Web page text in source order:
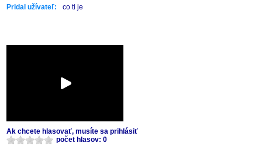
Pridal užívateľ: co ti je
Ak chcete hlasovať, musíte sa prihlásiť
počet hlasov: 0